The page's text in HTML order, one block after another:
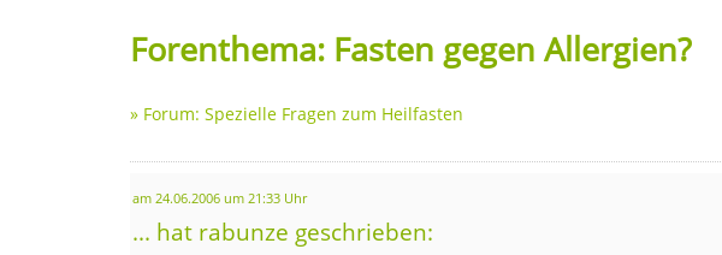
Forenthema: Fasten gegen Allergien?
» Forum: Spezielle Fragen zum Heilfasten
am 24.06.2006 um 21:33 Uhr
... hat rabunze geschrieben: